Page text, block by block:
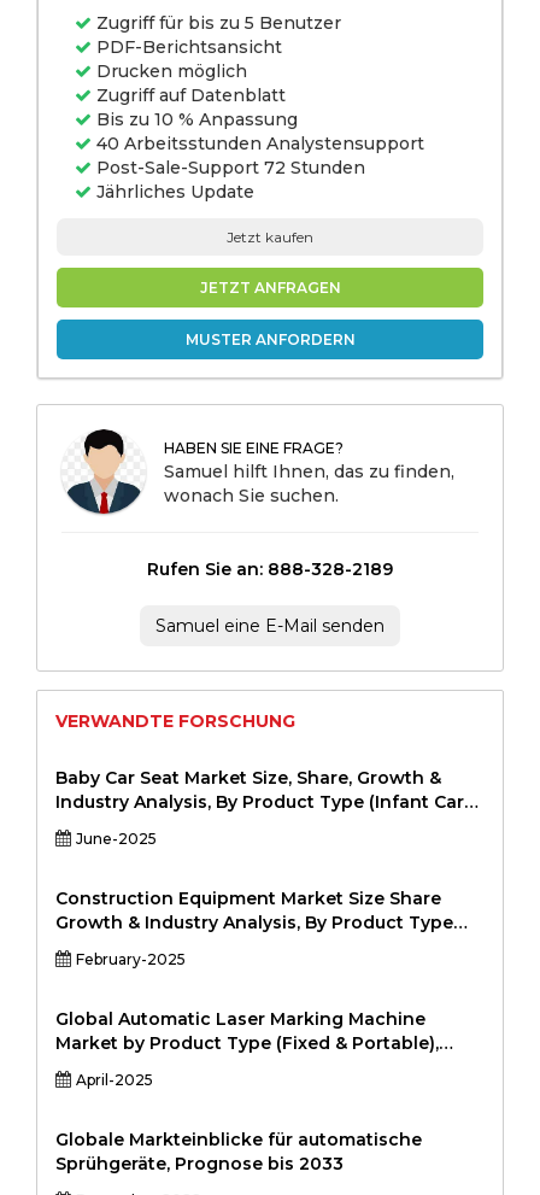
Zugriff für bis zu 5 Benutzer
PDF-Berichtsansicht
Drucken möglich
Zugriff auf Datenblatt
Bis zu 10 % Anpassung
40 Arbeitsstunden Analystensupport
Post-Sale-Support 72 Stunden
Jährliches Update
Jetzt kaufen
JETZT ANFRAGEN
MUSTER ANFORDERN
HABEN SIE EINE FRAGE?
Samuel hilft Ihnen, das zu finden,
wonach Sie suchen.
Rufen Sie an: 888-328-2189
Samuel eine E-Mail senden
VERWANDTE FORSCHUNG
Baby Car Seat Market Size, Share, Growth &
Industry Analysis, By Product Type (Infant Car
Seats, Convertible Car Seats, Booster Seats, All-
in-One Car Seats), By Distribution Channel
Specialty Stores)), By End-User (Residential,
Commercial (Daycare Centers, Hospitals, Rental
Services), and Regional Analysis, 2024-2031
June-2025
Construction Equipment Market Size Share
Growth & Industry Analysis, By Product Type
(Excavators, Backhoes, Bulldozers, Loaders,
Cranes, Forklifts, Pavers, Other Construction
Mining, Infrastructure, Oil & Gas, Agriculture,
Others), By End User (Residential, Commercial,
Industrial, Infrastructure Development, Others),
and Regional Analysis 2024-2031
February-2025
Global Automatic Laser Marking Machine
Market by Product Type (Fixed & Portable),
Type (Fiber laser, CO2 laser, Green laser, UV
laser & YAG laser), and Vertical (Automotive,
Aerospace & Defense, Retail, Healthcare,
Packaging and Others), and by Region - Global
and Regional Industry Overview, Market
April-2025
Globale Markteinblicke für automatische
Sprühgeräte, Prognose bis 2033